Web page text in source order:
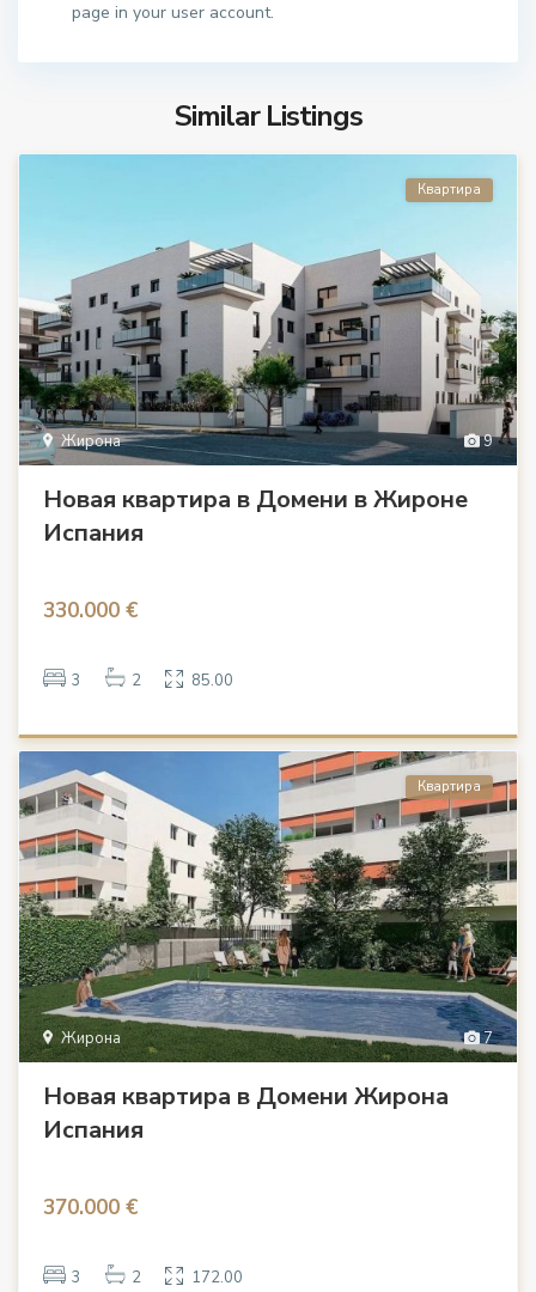
page in your user account.
Similar Listings
9
Жирона
Квартира
Новая квартира в Домени в Жироне
Испания
330.000 €
3 2 85.00
7
Жирона
Квартира
Новая квартира в Домени Жирона
Испания
370.000 €
3 2 172.00